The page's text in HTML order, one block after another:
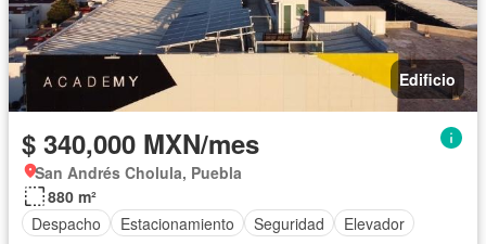
Edificio
$ 340,000 MXN/mes
San Andrés Cholula, Puebla
880 m²
Despacho
Estacionamiento Seguridad Elevador